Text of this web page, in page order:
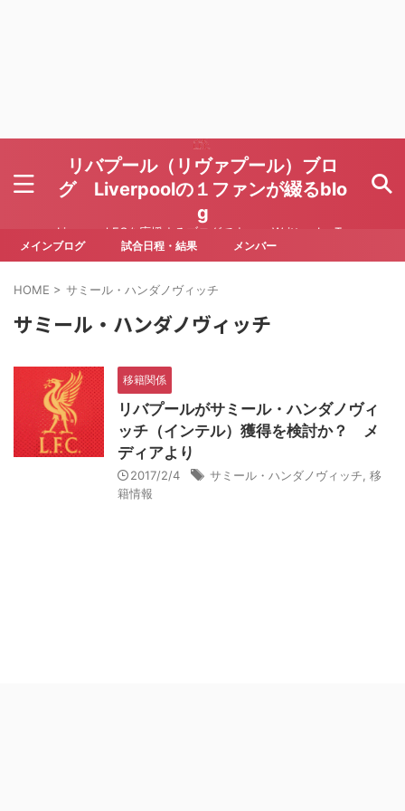
リバプール（リヴァプール）ブロ
グ Liverpoolの１ファンが綴るblo
g
Liverpool FCを応援するブログです Written by To
ru Yoda
メインブログ 試合日程・結果 メンバー
HOME > サミール・ハンダノヴィッチ
サミール・ハンダノヴィッチ
移籍関係
リバプールがサミール・ハンダノヴィ
ッチ（インテル）獲得を検討か？ メ
ディアより
2017/2/4 サミール・ハンダノヴィッチ 移
籍情報